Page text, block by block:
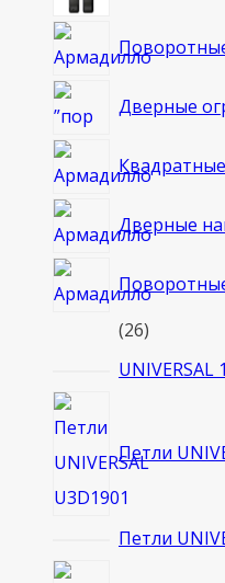
Дверные
Дверные
2626
товаров
UNIVERSAL
Петли
Петли